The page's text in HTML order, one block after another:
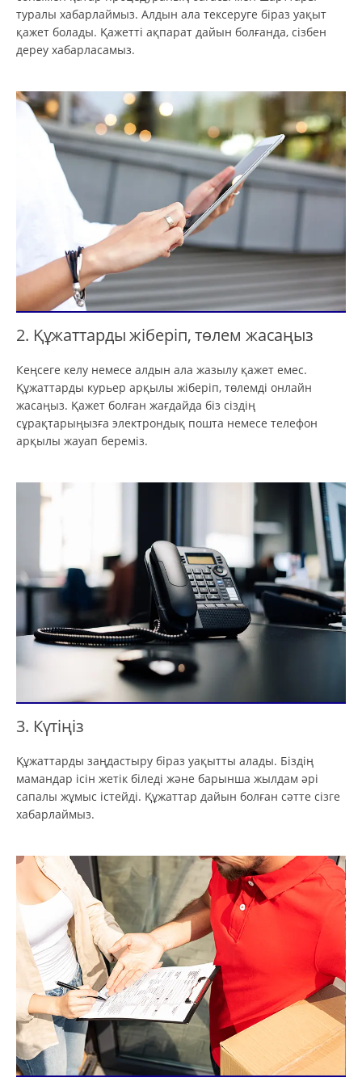
туралы хабарлаймыз. Алдын ала тексеруге біраз уақыт
қажет болады. Қажетті ақпарат дайын болғанда, сізбен
дереу хабарласамыз.
2. Құжаттарды жіберіп, төлем жасаңыз
Кеңсеге келу немесе алдын ала жазылу қажет емес.
Құжаттарды курьер арқылы жіберіп, төлемді онлайн
жасаңыз. Қажет болған жағдайда біз сіздің
сұрақтарыңызға электрондық пошта немесе телефон
арқылы жауап береміз.
3. Күтіңіз
Құжаттарды заңдастыру біраз уақытты алады. Біздің
мамандар ісін жетік біледі және барынша жылдам әрі
сапалы жұмыс істейді. Құжаттар дайын болған сәтте сізге
хабарлаймыз.